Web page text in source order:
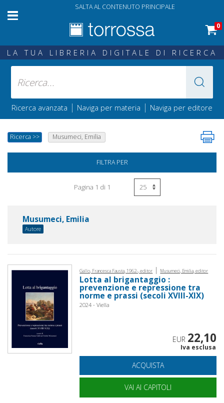
SALTA AL CONTENUTO PRINCIPALE
0
LA TUA LIBRERIA DIGITALE DI RICERCA
Ricerca avanzata | Naviga per materia | Naviga per editore
Ricerca >> Musumeci, Emilia
FILTRA PER
Pagina 1 di 1
Musumeci, Emilia
Autore
Gallo, Francesca Fausta, 1962-, editor | Musumeci, Emilia, editor
Lotta al brigantaggio :
prevenzione e repressione tra
norme e prassi (secoli XVIII-XIX)
2024 - Viella
EUR 22,10
Iva esclusa
ACQUISTA
VAI AI CAPITOLI